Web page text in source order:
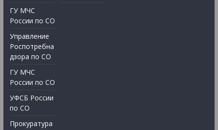
ГУ МЧС
России по СО
Управление
Роспотребна
дзора по СО
ГУ МЧС
России по СО
УФСБ России
по СО
Прокуратура